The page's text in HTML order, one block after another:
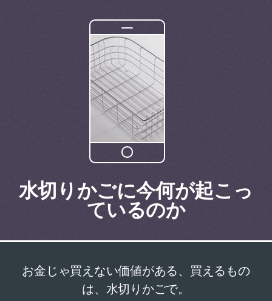
水切りかごに今何が起こっ
ているのか
お金じゃ買えない価値がある、買えるもの
は、水切りかごで。